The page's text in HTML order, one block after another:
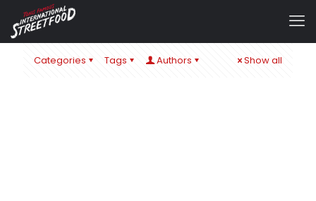
Categories Tags Authors Show all